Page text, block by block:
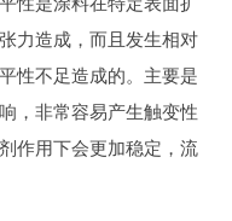
性是涂料在特定表面扩
力造成，而且发生相对
性不足造成的。主要是
，非常容易产生触变性
作用下会更加稳定，流